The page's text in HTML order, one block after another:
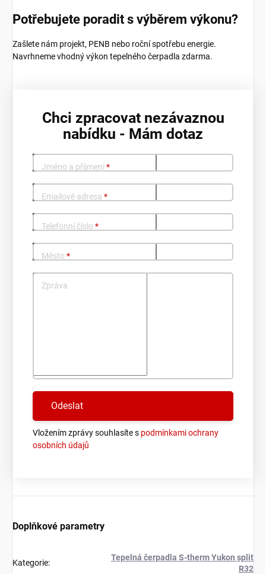
Potřebujete poradit s výběrem výkonu?
Zašlete nám projekt, PENB nebo roční spotřebu energie.
Navrhneme vhodný výkon tepelného čerpadla zdarma.
Chci zpracovat nezávaznou
nabídku - Mám dotaz
Jméno a příjmení*
Emailové adresa *
Telefonní číslo *
Město *
Zpráva
Vložením zprávy souhlasíte s podmínkami ochrany
osobních údajů
Doplňkové parametry
Kategorie:
Tepelná čerpadla S-therm Yukon split
R32